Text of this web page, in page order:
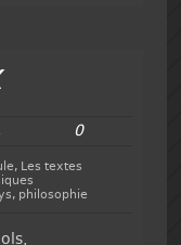
0
, Les textes
, philosophie